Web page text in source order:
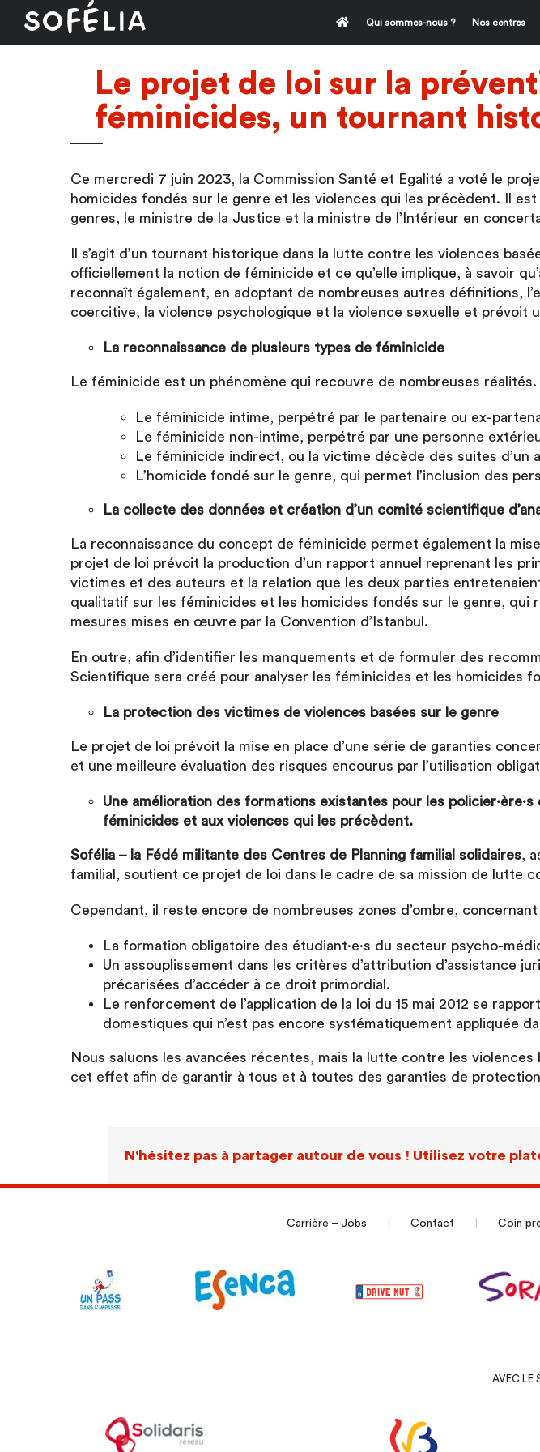
Passer
contenu
Qui sommes-nous ? Nos centres
Le projet de loi sur la
féminicides, un tournant
Ce mercredi 7 juin 2023, la Commission Santé et Egalité a voté le
homicides fondés sur le genre et les violences qui les précèdent. Il
genres, le ministre de la Justice et la ministre de l’Intérieur en
Il s’agit d’un tournant historique dans la lutte contre les violences
officiellement la notion de féminicide et ce qu’elle implique, à savoir
reconnaît également, en adoptant de nombreuses autres définitions,
coercitive, la violence psychologique et la violence sexuelle et prévoit
La reconnaissance de plusieurs types de féminicide
Le féminicide est un phénomène qui recouvre de nombreuses
Le féminicide intime, perpétré par le partenaire ou ex-
Le féminicide non-intime, perpétré par une personne
Le féminicide indirect, ou la victime décède des suites d’un
L’homicide fondé sur le genre, qui permet l’inclusion des
La collecte des données et création d’un comité scientifique
La reconnaissance du concept de féminicide permet également la
projet de loi prévoit la production d’un rapport annuel reprenant les
victimes et des auteurs et la relation que les deux parties
qualitatif sur les féminicides et les homicides fondés sur le genre, qui
mesures mises en œuvre par la Convention d’Istanbul.
En outre, afin d’identifier les manquements et de formuler des
Scientifique sera créé pour analyser les féminicides et les homicides
La protection des victimes de violences basées sur le genre
Le projet de loi prévoit la mise en place d’une série de garanties
et une meilleure évaluation des risques encourus par l’utilisation
Une amélioration des formations existantes pour les
féminicides et aux violences qui les précèdent.
Sofélia – la Fédé militante des Centres de Planning familial solidaires,
familial, soutient ce projet de loi dans le cadre de sa mission de lutte
Cependant, il reste encore de nombreuses zones d’ombre,
La formation obligatoire des étudiant·e·s du secteur psycho-
Un assouplissement dans les critères d’attribution d’assistance
précarisées d’accéder à ce droit primordial.
Le renforcement de l’application de la loi du 15 mai 2012 se
domestiques qui n’est pas encore systématiquement appliquée
Nous saluons les avancées récentes, mais la lutte contre les
cet effet afin de garantir à tous et à toutes des garanties de
N'hésitez pas à partager autour de vous ! Utilisez votre
Carrière – Jobs Contact Coin
AVEC LE